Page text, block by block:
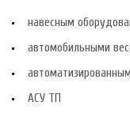
навесным
автомобильными
АСУ ТП